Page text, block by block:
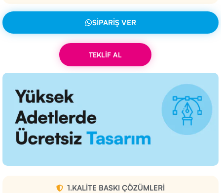
SIPARIŞ VER
TEKLİF AL
1.KALITE BASKI ÇÖZÜMLERI